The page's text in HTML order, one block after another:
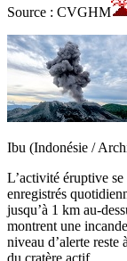
Source : CVGHM
Ibu (Indonésie /
L’activité éruptive
enregistrés
jusqu’à 1 km au-
montrent une
niveau d’alerte